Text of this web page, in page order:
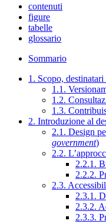
contenuti
figure
tabelle
glossario
Sommario
1. Scopo,
1.1.
1.2.
1.3.
2. Introduzione al
2.1. Design
government)
2.2.
2.2.1.
2.2.2.
2.3.
2.3.1.
2.3.2.
2.3.3.